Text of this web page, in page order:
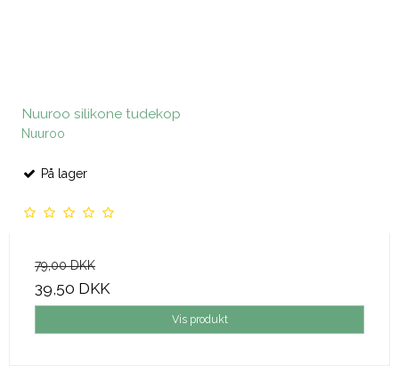
Nuuroo silikone tudekop
Nuuroo
På lager
79,00 DKK
39,50 DKK
Vis produkt